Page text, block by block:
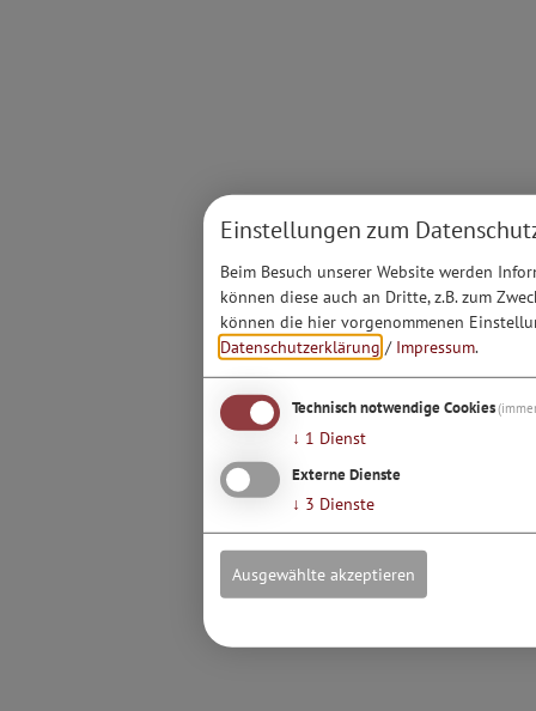
Einstellungen zum
Beim Besuch unserer Website werden
können diese auch an Dritte, z.B. zum
können die hier vorgenommenen
Datenschutzerklärung / Impressum.
Technisch notwendige Cookies
↓ 1 Dienst
Externe Dienste
↓ 3 Dienste
Ausgewählte akzeptieren